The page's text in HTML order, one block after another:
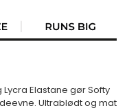
Elastane gør Softy
Ultrablødt og mat